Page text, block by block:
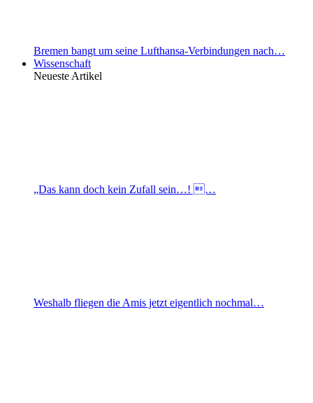
Bremen bangt um seine Lufthansa-Verbindungen nach…
Wissenschaft
Neueste Artikel
„Das kann doch kein Zufall sein…! …
Weshalb fliegen die Amis jetzt eigentlich nochmal…